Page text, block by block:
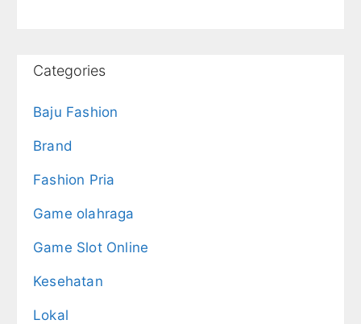
Categories
Baju Fashion
Brand
Fashion Pria
Game olahraga
Game Slot Online
Kesehatan
Lokal